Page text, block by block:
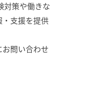
対策や働きな
支援を提供
問い合わせ